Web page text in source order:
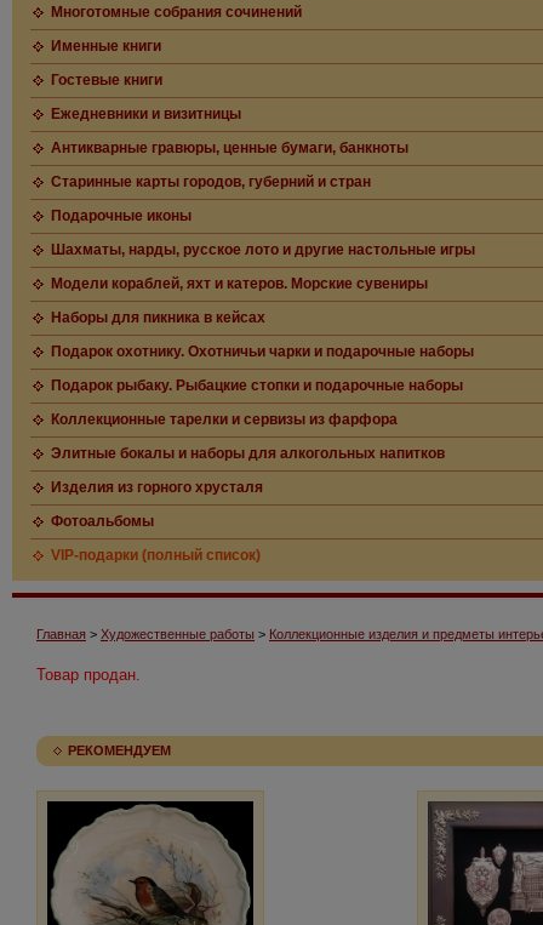
Многотомные собрания сочинений
Именные книги
Гостевые книги
Ежедневники и визитницы
Антикварные гравюры, ценные бумаги, банкноты
Старинные карты городов, губерний и стран
Подарочные иконы
Шахматы, нарды, русское лото и другие настольные игры
Модели кораблей, яхт и катеров. Морские сувениры
Наборы для пикника в кейсах
Подарок охотнику. Охотничьи чарки и подарочные наборы
Подарок рыбаку. Рыбацкие стопки и подарочные наборы
Коллекционные тарелки и сервизы из фарфора
Элитные бокалы и наборы для алкогольных напитков
Изделия из горного хрусталя
Фотоальбомы
VIP-подарки (полный список)
Главная > Художественные работы > Коллекционные изделия и предметы
Товар продан.
РЕКОМЕНДУЕМ